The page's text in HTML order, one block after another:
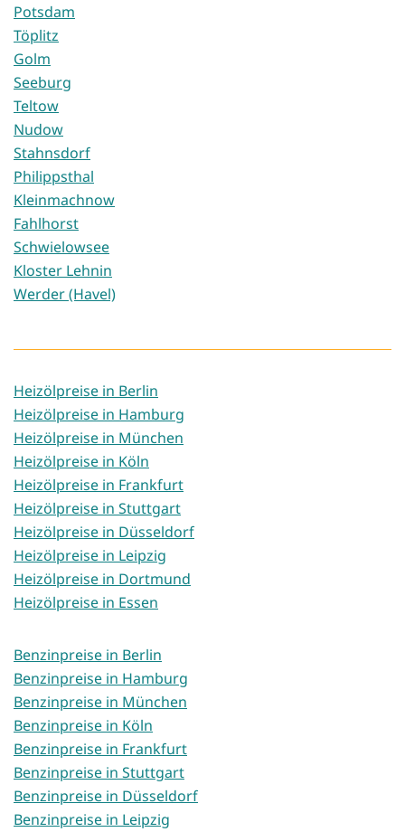
Potsdam
Töplitz
Golm
Seeburg
Teltow
Nudow
Stahnsdorf
Philippsthal
Kleinmachnow
Fahlhorst
Schwielowsee
Kloster Lehnin
Werder (Havel)
Heizölpreise in Berlin
Heizölpreise in Hamburg
Heizölpreise in München
Heizölpreise in Köln
Heizölpreise in Frankfurt
Heizölpreise in Stuttgart
Heizölpreise in Düsseldorf
Heizölpreise in Leipzig
Heizölpreise in Dortmund
Heizölpreise in Essen
Benzinpreise in Berlin
Benzinpreise in Hamburg
Benzinpreise in München
Benzinpreise in Köln
Benzinpreise in Frankfurt
Benzinpreise in Stuttgart
Benzinpreise in Düsseldorf
Benzinpreise in Leipzig